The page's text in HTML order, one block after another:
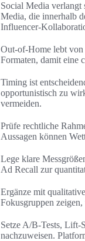
Social Media
Media, die innerhalb
Influencer-
Out-of-Home lebt von
Formaten, damit eine
Timing ist
opportunistisch zu
vermeiden.
Prüfe rechtliche
Aussagen können
Lege klare
Ad Recall zur
Ergänze mit
Fokusgruppen
Setze A/B-Tests, Lift-
nachzuweisen.